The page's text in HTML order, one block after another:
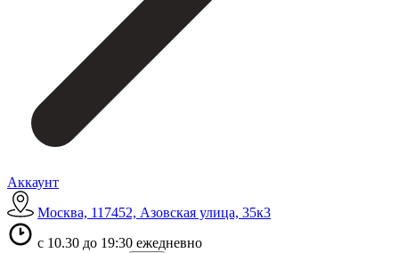
Аккаунт
Москва, 117452, Азовская улица, 35к3
с 10.30 до 19:30 ежедневно